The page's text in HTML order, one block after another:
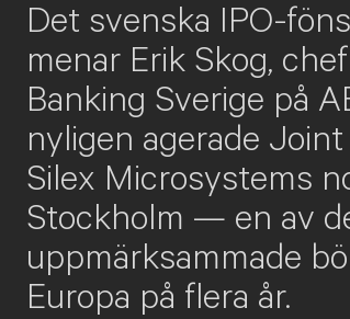
Det svenska IPO-
menar Erik Skog,
Banking Sverige på
nyligen agerade
Silex Microsystems
Stockholm — en av
uppmärksammade
Europa på flera år.